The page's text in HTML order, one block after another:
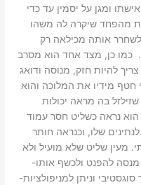
ומגן על יסמין עד כדי
מהפחד שיקרה לה משהו
לשחרר אותה מכילאה רק
כמו כן, מצד אחד הוא מסרב
להיות חזק, מנוסה ודואג
מידיו את המלוכה והוא
בה מראה יכולות
הוא נראה כשליט חסר עמוד
שלו, וכנראה חותר
מעין שליט שלא מועיל ולא
מנסה להפנט ולכשף אותו-
וניתן למניפולציות-